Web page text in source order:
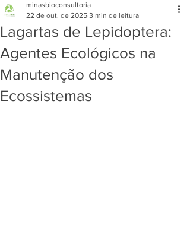
Lagartas de Lepidoptera:
Agentes Ecológicos na
Manutenção dos
Ecossistemas
minasbioconsultoria
22 de out. de 2025 3 min de leitura